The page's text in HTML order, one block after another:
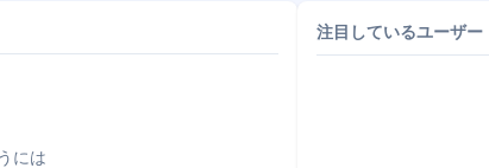
には
注目しているユーザー